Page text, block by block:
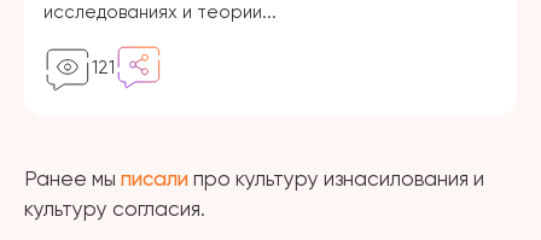
исследованиях и теории...
121
Ранее мы писали про культуру изнасилования и
культуру согласия.